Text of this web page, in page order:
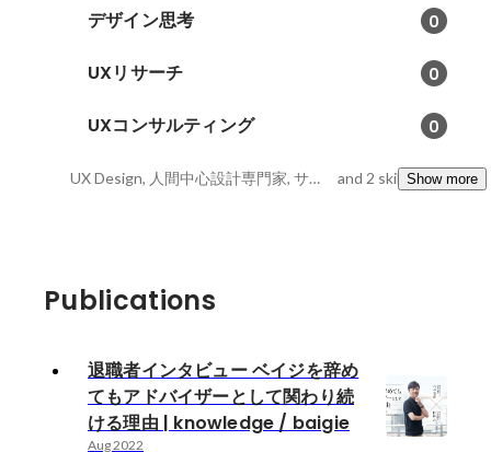
デザイン思考 0
UXリサーチ 0
UXコンサルティング 0
UX Design, 人間中心設計専門家, サービスデザイン and 2 skillsShow more
Publications
退職者インタビュー ベイジを辞め
てもアドバイザーとして関わり続
ける理由 | knowledge / baigie
Aug 2022